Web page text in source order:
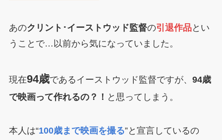
あのクリント･イーストウッド監督の引退作品とい
うことで…以前から気になっていました。
現在94歳であるイーストウッド監督ですが、 94歳
で映画って作れるの？！ と思ってしまう。
本人は“100歳まで映画を撮る”と宣言しているの